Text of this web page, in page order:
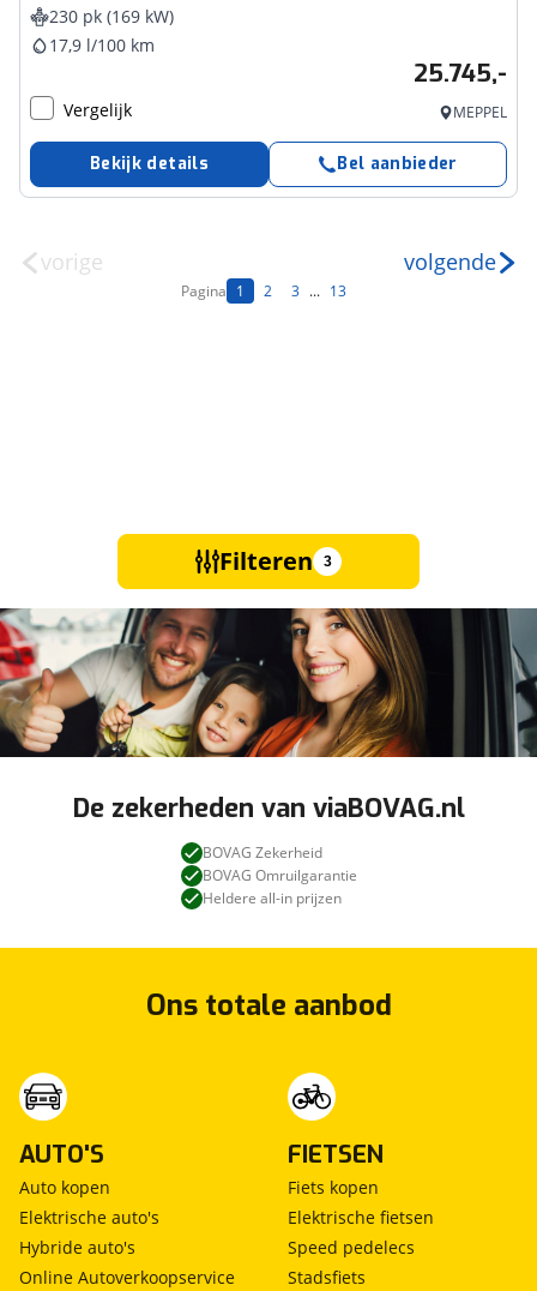
230 pk (169 kW)
17,9 l/100 km
25.745,-
Vergelijk MEPPEL
Bekijk details Bel aanbieder
vorige
Pagina 1 2 3 ... 13
volgende
Filteren 3
De zekerheden van viaBOVAG.nl
BOVAG Zekerheid
BOVAG Omruilgarantie
Heldere all-in prijzen
Ons totale aanbod
AUTO'S
Auto kopen
Elektrische auto's
Hybride auto's
Online Autoverkoopservice
FIETSEN
Fiets kopen
Elektrische fietsen
Speed pedelecs
Stadsfiets